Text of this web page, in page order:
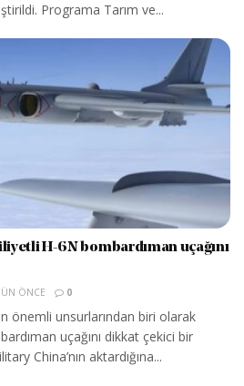
Programa Tarım ve...
H-6N bombardıman uçağını
ÖNCE 0
önemli unsurlarından biri olarak
uçağını dikkat çekici bir
China’nın aktardığına...